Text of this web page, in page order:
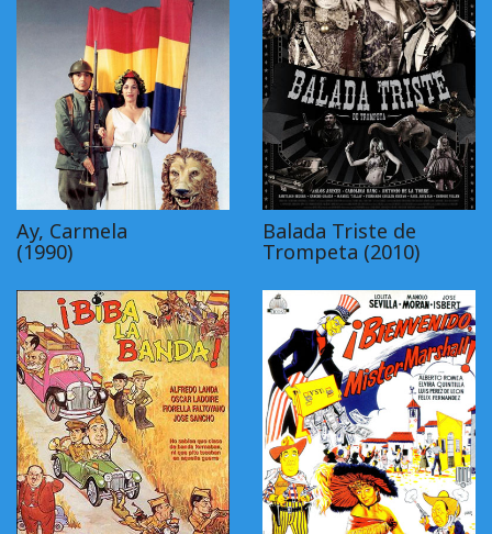
Ay, Carmela
(1990)
Balada Triste de
Trompeta (2010)